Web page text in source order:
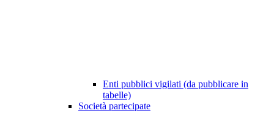
Enti pubblici vigilati (da pubblicare in
tabelle)
Società partecipate